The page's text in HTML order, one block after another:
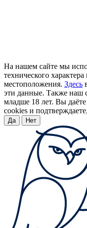
На нашем сайте мы
технического
местоположения. Здесь
эти данные. Также наш
младше 18 лет. Вы
cookies и
Да Нет